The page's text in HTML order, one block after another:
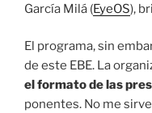
García Milá (EyeOS),
El programa, sin
de este EBE. La
el formato de las
ponentes. No me